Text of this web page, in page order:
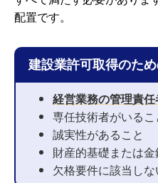
配置です。
建設業許可取得のた
経営業務の管理責
専任技術者がいるこ
誠実性があること
財産的基礎または
欠格要件に該当しな